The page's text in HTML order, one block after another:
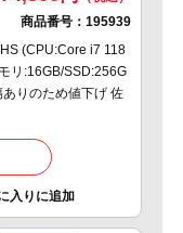
商品番号： 195939
(CPU:Core i7 118
リ:16GB/SSD:256G
ありのため値下げ 佐